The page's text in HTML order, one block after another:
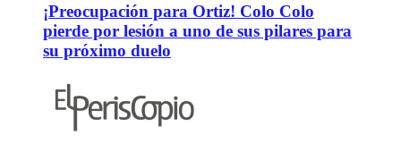
¡Preocupación para Ortiz! Colo Colo
pierde por lesión a uno de sus pilares para
su próximo duelo